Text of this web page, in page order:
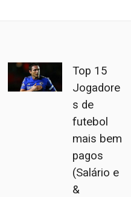
Top 15
Jogadore
s de
futebol
mais bem
pagos
(Salário e
&